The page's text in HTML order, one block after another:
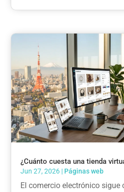
¿Cuánto cuesta una tienda
Jun 27, 2026 | Páginas web
El comercio electrónico sigue